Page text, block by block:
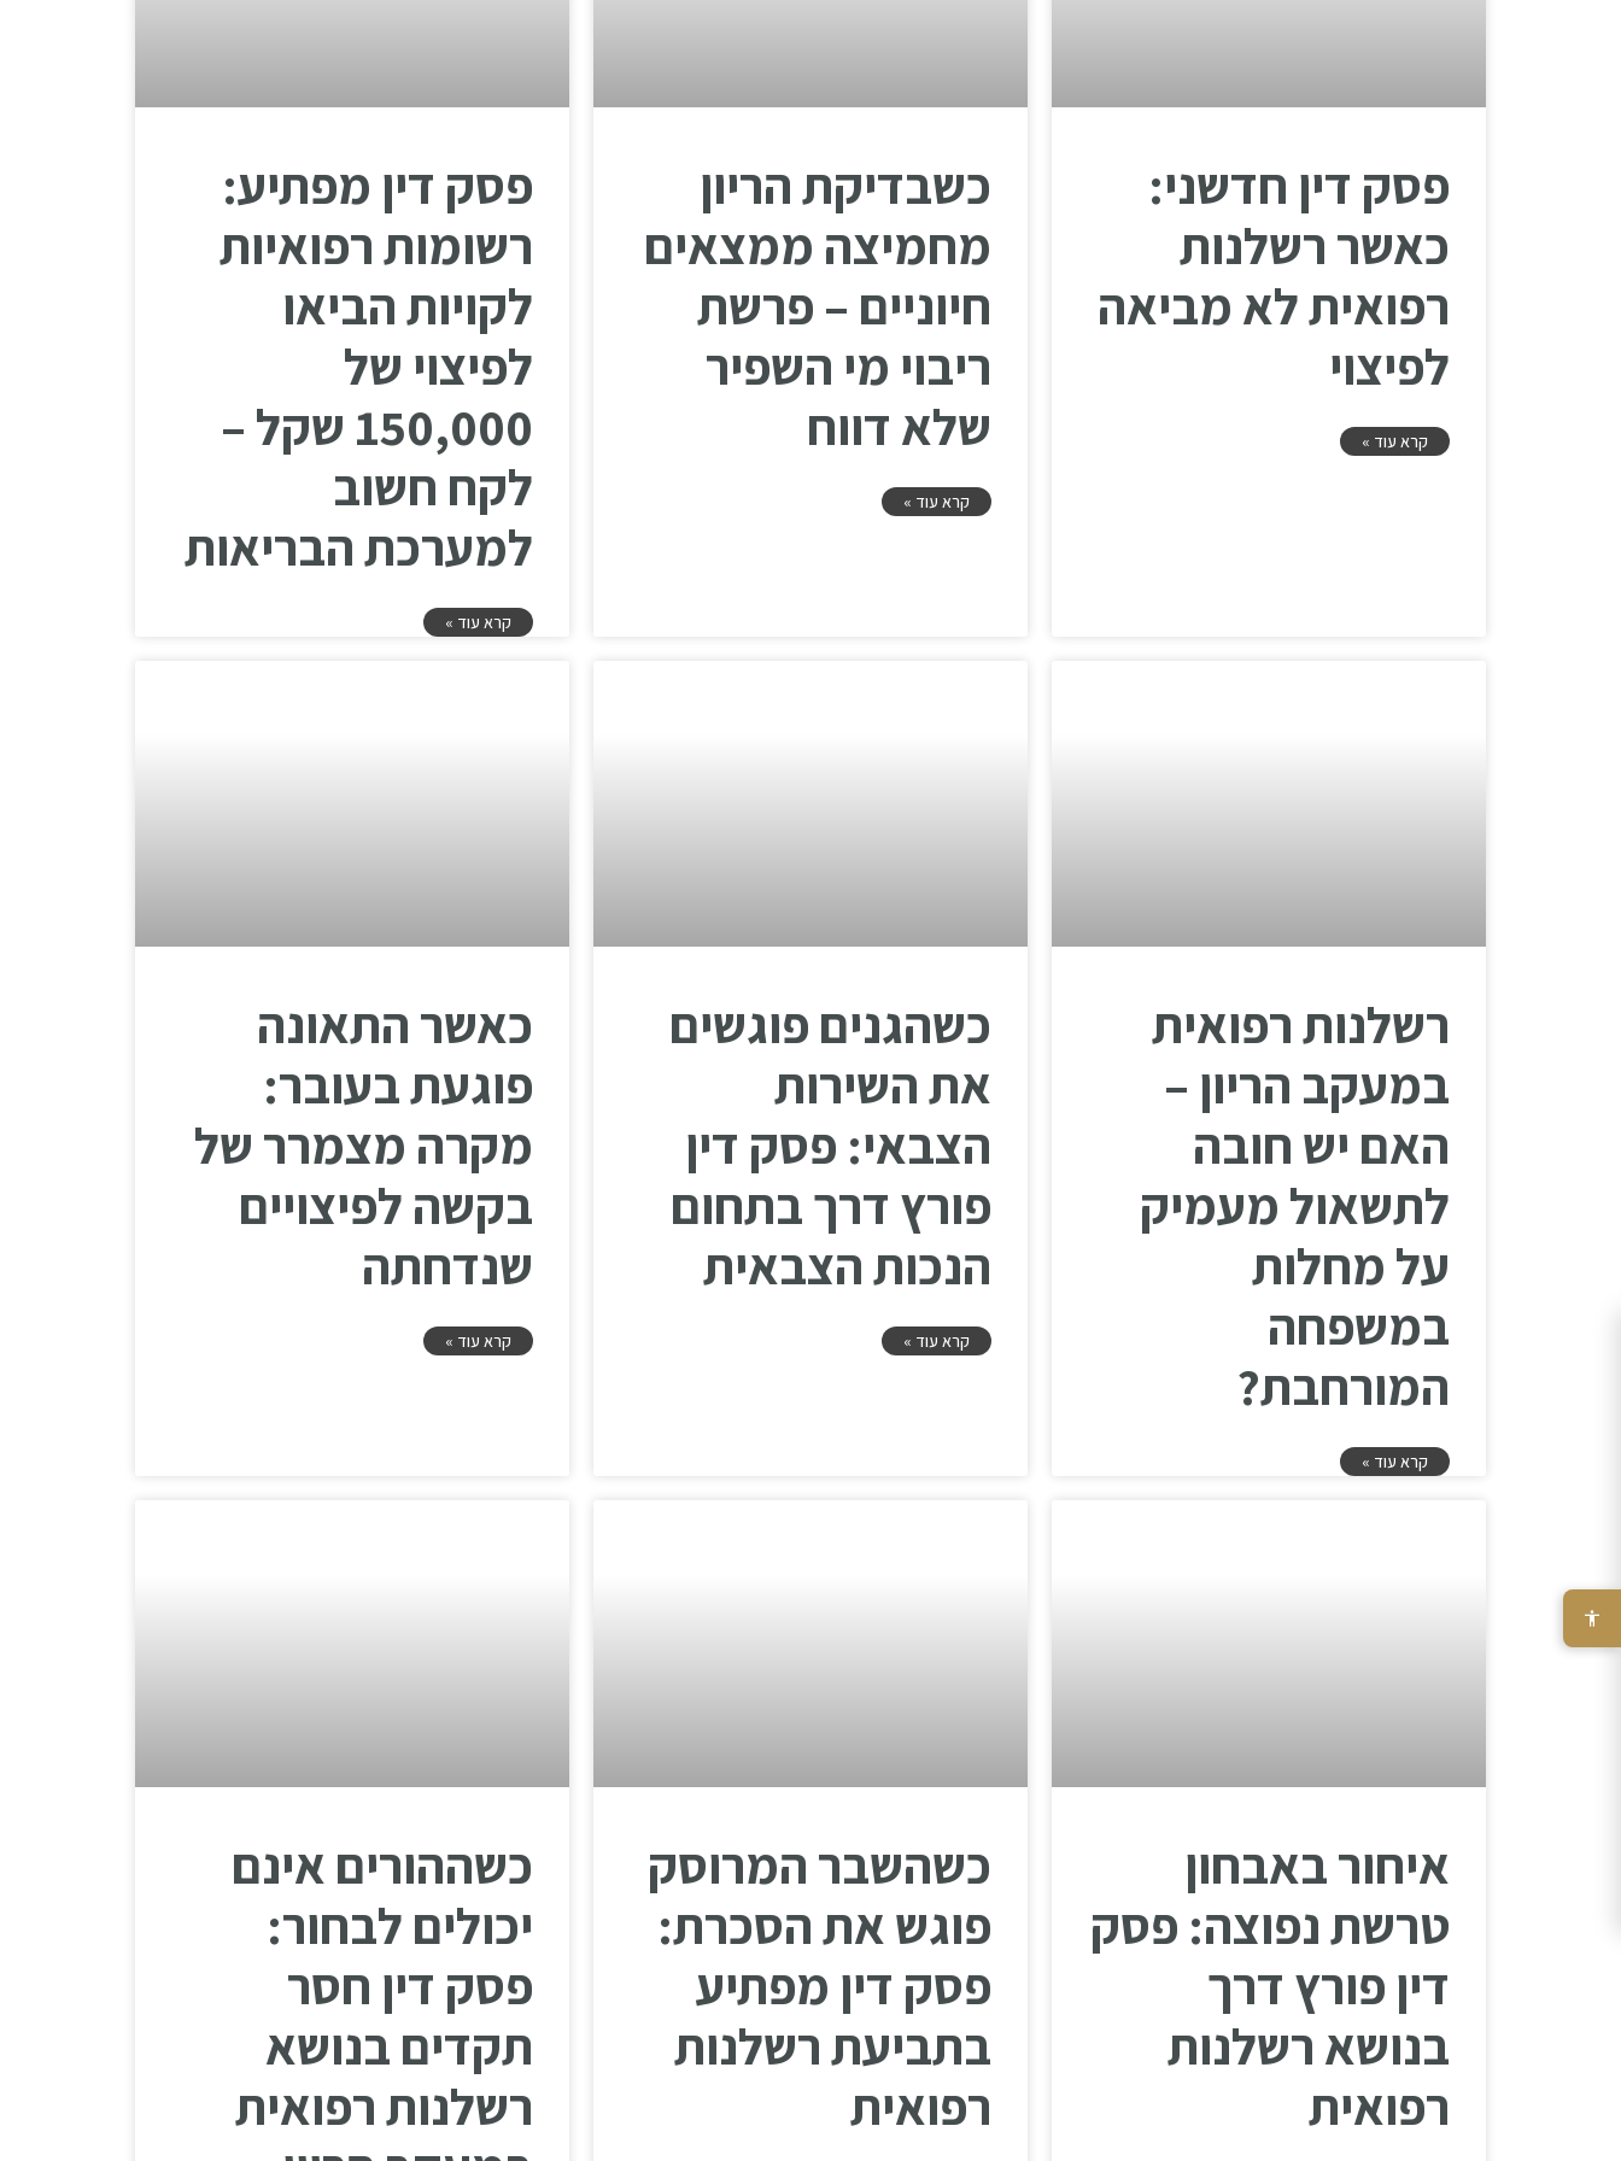
פסק דין חדשני:
כאשר רשלנות
רפואית לא מביאה
לפיצוי
קרא עוד »
כשבדיקת הריון
מחמיצה ממצאים
חיוניים – פרשת
ריבוי מי השפיר
שלא דווח
קרא עוד »
פסק דין מפתיע:
רשומות רפואיות
לקויות הביאו
לפיצוי של
150,000 שקל –
לקח חשוב
למערכת הבריאות
קרא עוד »
רשלנות רפואית
במעקב הריון –
האם יש חובה
לתשאול מעמיק
על מחלות
במשפחה
המורחבת?
קרא עוד »
כשהגנים פוגשים
את השירות
הצבאי: פסק דין
פורץ דרך בתחום
הנכות הצבאית
קרא עוד »
כאשר התאונה
פוגעת בעובר:
מקרה מצמרר של
בקשה לפיצויים
שנדחתה
קרא עוד »
איחור באבחון
טרשת נפוצה: פסק
דין פורץ דרך
בנושא רשלנות
רפואית
כשהשבר המרוסק
פוגש את הסכרת:
פסק דין מפתיע
בתביעת רשלנות
רפואית
כשההורים אינם
יכולים לבחור:
פסק דין חסר
תקדים בנושא
רשלנות רפואית